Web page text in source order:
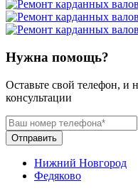
Нужна помощь?
Оставьте свой телефон, и
консультации
Отправить
Нижний Новгород
Федяково